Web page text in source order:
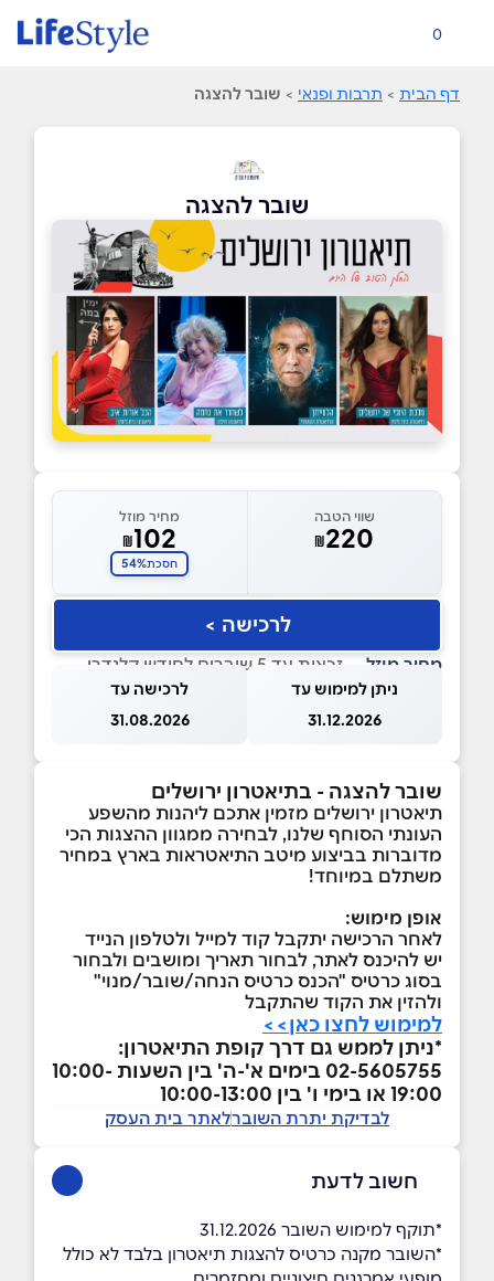
0
דף הבית > תרבות ופנאי > שובר להצגה
שובר להצגה
שווי הטבה
₪220
מחיר מוזל
₪102
חסכת54%
לרכישה >
מחיר מוזל — זכאות עד 5 שוברים לחודש קלנדרי
ניתן למימוש עד
31.12.2026
לרכישה עד
31.08.2026
שובר להצגה - בתיאטרון ירושלים
תיאטרון ירושלים מזמין אתכם ליהנות מהשפע
העונתי הסוחף שלנו, לבחירה ממגוון ההצגות הכי
מדוברות בביצוע מיטב התיאטראות בארץ במחיר
משתלם במיוחד!
אופן מימוש:
לאחר הרכישה יתקבל קוד למייל ולטלפון הנייד
יש להיכנס לאתר, לבחור תאריך ומושבים ולבחור
בסוג כרטיס "הכנס כרטיס הנחה/שובר/מנוי"
ולהזין את הקוד שהתקבל
למימוש לחצו כאן>>
*ניתן לממש גם דרך קופת התיאטרון:
02-5605755 בימים א'-ה' בין השעות 10:00-
19:00 או בימי ו' בין 10:00-13:00
לבדיקת יתרת השוברלאתר בית העסק
חשוב לדעת
*תוקף למימוש השובר 31.12.2026
*השובר מקנה כרטיס להצגות תיאטרון בלבד לא כולל